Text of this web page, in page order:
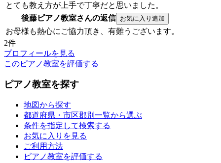
とても教え方が上手で丁寧だと思いました。
後藤ピアノ教室さんの返信
お母様も熱心にご協力頂き、有難うございます。
2件
プロフィールを見る
このピアノ教室を評価する
ピアノ教室を探す
地図から探す
都道府県・市区郡別一覧から選ぶ
条件を指定して検索する
お気に入りを見る
ご利用方法
ピアノ教室を評価する